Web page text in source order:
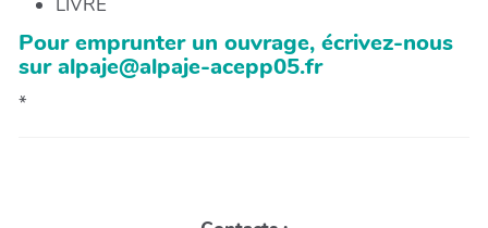
Pour emprunter un ouvrage, écrivez-nous
sur alpaje@alpaje-acepp05.fr
*